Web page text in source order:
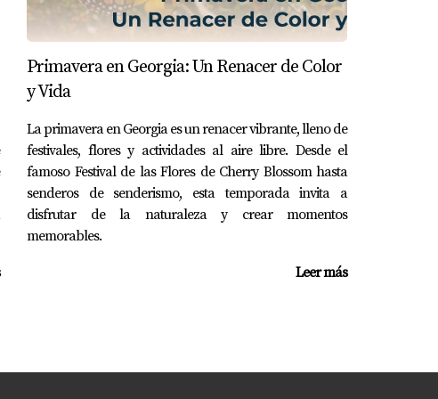
Tanto propietarios como inquilinos tienen
las oportunidades son igualmente
perfecto para actuar. Si tienes alguna pregunta o
en ponerte en contacto conmigo. Estoy aquí
tus ingresos.
Primavera en Georgia: Un Renacer de Color
y Vida
La primavera en Georgia es un renacer vibrante, lleno de
festivales, flores y actividades al aire libre. Desde el
famoso Festival de las Flores de Cherry Blossom hasta
senderos de senderismo, esta temporada invita a
disfrutar de la naturaleza y crear momentos
memorables.
Leer más